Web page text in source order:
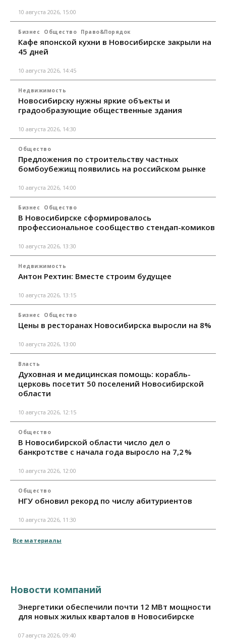
10 августа 2026, 15:00
Бизнес Общество Право&Порядок
Кафе японской кухни в Новосибирске закрыли на
45 дней
10 августа 2026, 14:45
Недвижимость
Новосибирску нужны яркие объекты и
градообразующие общественные здания
10 августа 2026, 14:30
Общество
Предложения по строительству частных
бомбоубежищ появились на российском рынке
10 августа 2026, 14:00
Бизнес Общество
В Новосибирске сформировалось
профессиональное сообщество стендап-комиков
10 августа 2026, 13:30
Недвижимость
Антон Рехтин: Вместе строим будущее
10 августа 2026, 13:15
Бизнес Общество
Цены в ресторанах Новосибирска выросли на 8%
10 августа 2026, 13:00
Власть
Духовная и медицинская помощь: корабль-
церковь посетит 50 поселений Новосибирской
области
10 августа 2026, 12:15
Общество
В Новосибирской области число дел о
банкротстве с начала года выросло на 7,2 %
10 августа 2026, 12:00
Общество
НГУ обновил рекорд по числу абитуриентов
10 августа 2026, 11:30
Все материалы
Новости компаний
Энергетики обеспечили почти 12 МВт мощности
для новых жилых кварталов в Новосибирске
07 августа 2026, 09:40